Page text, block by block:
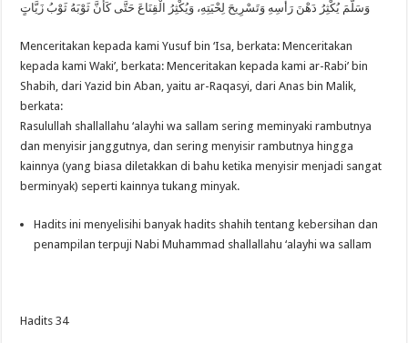
وَسَلَّمَ يُكْثِرُ دَهْنَ رَأْسِهِ وَتَسْرِيحَ لِحْيَتِهِ، وَيُكْثِرُ الْقِنَاعَ حَتَّى كَأَنَّ ثَوْبَهُ ثَوْبُ زَيَّاتٍ
Menceritakan kepada kami Yusuf bin ‘Isa, berkata: Menceritakan
kepada kami Waki’, berkata: Menceritakan kepada kami ar-Rabi’ bin
Shabih, dari Yazid bin Aban, yaitu ar-Raqasyi, dari Anas bin Malik,
berkata:
Rasulullah shallallahu ‘alayhi wa sallam sering meminyaki rambutnya
dan menyisir janggutnya, dan sering menyisir rambutnya hingga
kainnya (yang biasa diletakkan di bahu ketika menyisir menjadi sangat
berminyak) seperti kainnya tukang minyak.
Hadits ini menyelisihi banyak hadits shahih tentang kebersihan dan
penampilan terpuji Nabi Muhammad shallallahu ‘alayhi wa sallam
Hadits 34